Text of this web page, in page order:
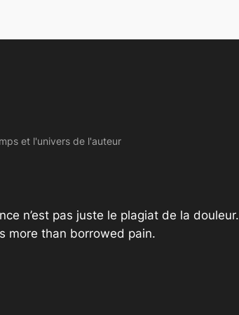
et l'univers de l'auteur
n’est pas juste le plagiat de la douleur.
more than borrowed pain.